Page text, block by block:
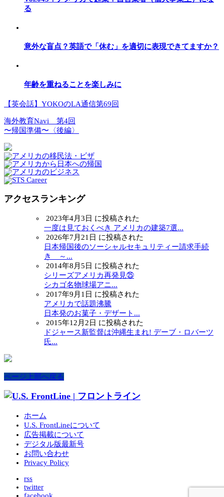
る
意外な盲点？英語で「休む」を適切に表現できてますか？
年齢を重ねることを楽しみに
【英会話】YOKOのLA通信第69回
海外教育Navi 第4回
〜帰国準備〜〈後編〉
アクセスランキング
2023年4月3日 に投稿された
一度は見ておくべき アメリカの建築7選...
2026年7月21日 に投稿された
日本帰国後のソーシャルセキュリティー請求手続
き ～...
2014年8月5日 に投稿された
シリーズアメリカ再発見㉕
シカゴ名物球場アニ...
2017年9月1日 に投稿された
アメリカで話題沸騰
日本発のお菓子・デザート...
2015年12月2日 に投稿された
ドジャース新監督は沖縄生まれ! デーブ・ロバーツ
氏...
ページ上部へ戻る
ホーム
U.S. FrontLineについて
広告掲載について
デジタル版最新号
お問い合わせ
Privacy Policy
rss
twitter